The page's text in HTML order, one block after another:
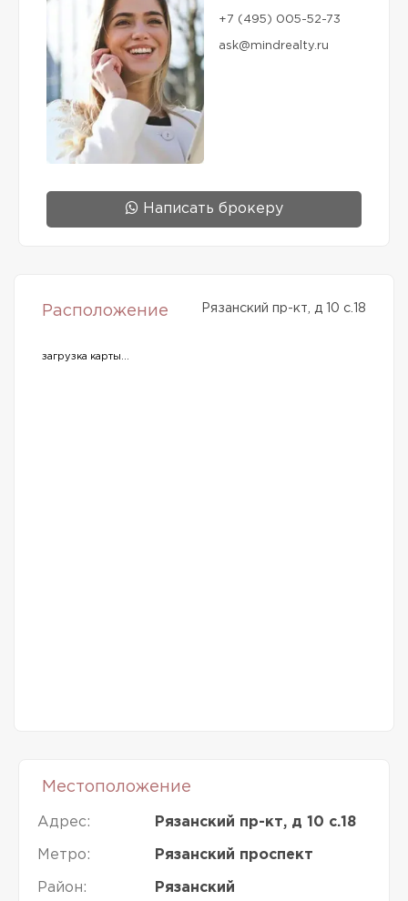
+7 (495) 005-52-73
ask@mindrealty.ru
Написать брокеру
Расположение Рязанский пр-кт, д 10 с.18
загрузка карты...
Местоположение
Адрес: Рязанский пр-кт, д 10 с.18
Метро: Рязанский проспект
Район: Рязанский